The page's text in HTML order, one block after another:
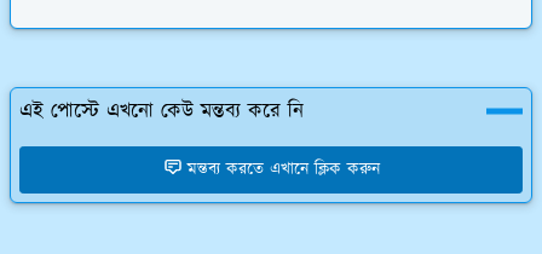
এই পোস্টে এখনো কেউ মন্তব্য করে নি
মন্তব্য করতে এখানে ক্লিক করুন